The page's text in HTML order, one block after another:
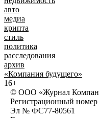
авто
медиа
крипта
стиль
политика
расследования
архив
«Компания будущего»
16+
© ООО «Журнал
Регистрационный номер
Эл № ФС77-80561